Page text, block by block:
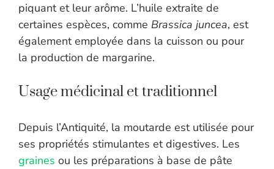
piquant et leur arôme. L’huile extraite de
certaines espèces, comme Brassica juncea, est
également employée dans la cuisson ou pour
la production de margarine.
Usage médicinal et traditionnel
Depuis l’Antiquité, la moutarde est utilisée pour
ses propriétés stimulantes et digestives. Les
graines ou les préparations à base de pâte